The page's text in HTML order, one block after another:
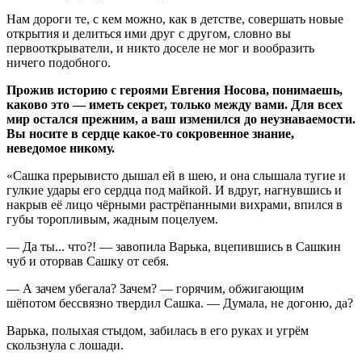
Нам дороги те, с кем можно, как в детстве, совершать новые
открытия и делиться ими друг с другом, словно вы
первооткрыватели, и никто доселе не мог и вообразить
ничего подобного.
Прожив историю с героями Евгения Носова, понимаешь,
каково это — иметь секрет, только между вами. Для всех
мир остался прежним, а ваш изменился до неузнаваемости.
Вы носите в сердце какое-то сокровенное знание,
неведомое никому.
«Сашка прерывисто дышал ей в шею, и она слышала тугие и
гулкие удары его сердца под майкой. И вдруг, нагнувшись и
накрыв её лицо чёрными растрёпанными вихрами, впился в
губы торопливым, жадным поцелуем.
— Да ты... что?! — завопила Варька, вцепившись в Сашкин
чуб и оторвав Сашку от себя.
— А зачем убегала? Зачем? — горячим, обжигающим
шёпотом бессвязно твердил Сашка. — Думала, не догоню, да?
Варька, полыхая стыдом, забилась в его руках и угрём
скользнула с лошади.